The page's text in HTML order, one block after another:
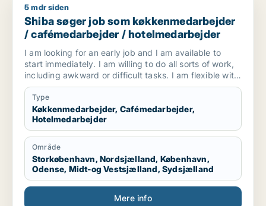
Shiba søger job som køkkenmedarbejder /
5 mdr siden
Shiba søger job som køkkenmedarbejder
/ cafémedarbejder / hotelmedarbejder
I am looking for an early job and I am available to
start immediately. I am willing to do all sorts of work,
including awkward or difficult tasks. I am flexible with
working hours and responsibilities. I work hard, learn
quickly, and always do my best to support my team
and help others with respect and care.
Type
Køkkenmedarbejder, Cafémedarbejder,
Hotelmedarbejder
Område
Storkøbenhavn, Nordsjælland, København,
Odense, Midt-og Vestsjælland, Sydsjælland
Mere info